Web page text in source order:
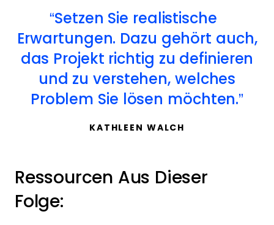
Setzen Sie realistische
Erwartungen. Dazu gehört auch,
das Projekt richtig zu definieren
und zu verstehen, welches
Problem Sie lösen möchten.
KATHLEEN WALCH
Ressourcen Aus Dieser
Folge: